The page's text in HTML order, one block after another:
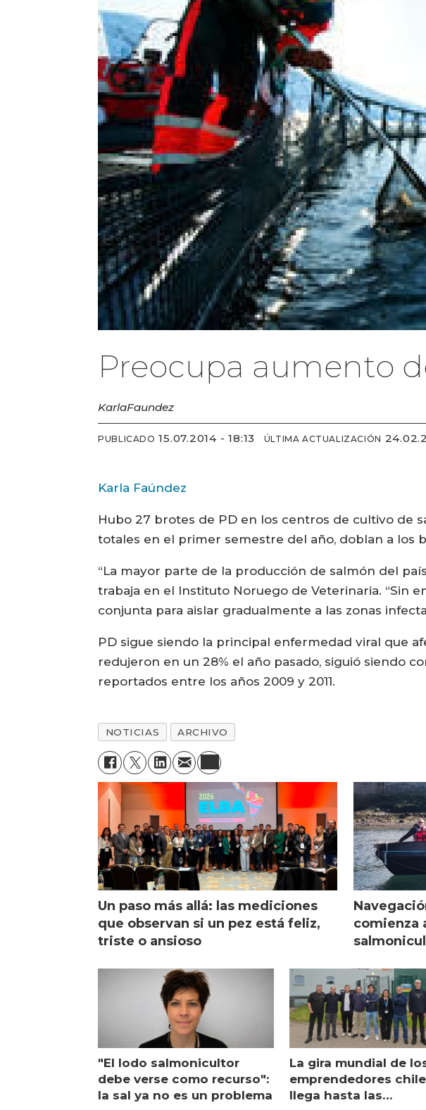
Preocupa aumento
KarlaFaundez
PUBLICADO 15.07.2014 - 18:13 ÚLTIMA ACTUALIZACIÓN
Karla Faúndez
Hubo 27 brotes de PD en los centros de cultivo de
totales en el primer semestre del año, doblan a los
“La mayor parte de la producción de salmón del
trabaja en el Instituto Noruego de Veterinaria. “Sin
conjunta para aislar gradualmente a las zonas
PD sigue siendo la principal enfermedad viral que
redujeron en un 28% el año pasado, siguió siendo
reportados entre los años 2009 y 2011.
NOTICIAS ARCHIVO
Un paso más allá: las mediciones
que observan si un pez está feliz,
triste o ansioso
comienza
"El lodo salmonicultor
debe verse como recurso":
la sal ya no es un problema
La gira mundial de
emprendedores
llega hasta las